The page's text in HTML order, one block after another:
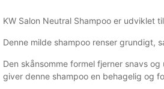
KW Salon Neutral Shampoo er udviklet
Denne milde shampoo renser grundigt,
Den skånsomme formel fjerner snavs
giver denne shampoo en behagelig og